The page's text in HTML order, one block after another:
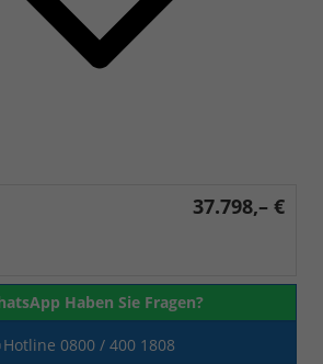
37.798,– €
Haben Sie Fragen?
Hotline 0800 / 400 1808